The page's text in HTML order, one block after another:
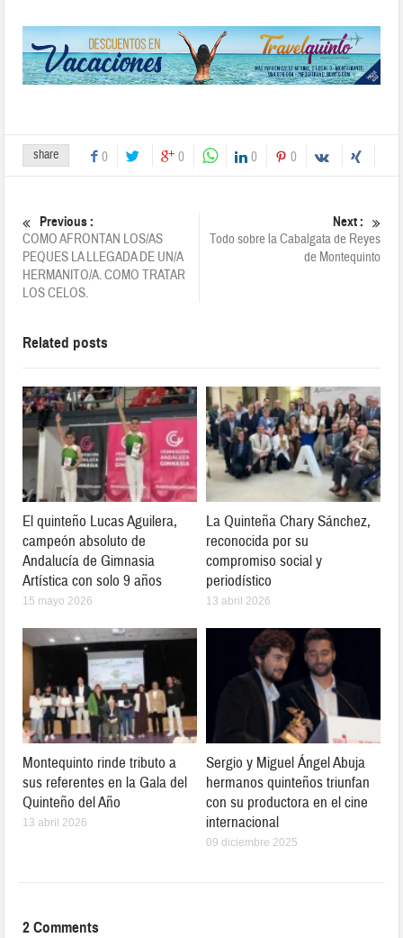
share 0 0 0 0
Previous :
COMO AFRONTAN LOS/AS
PEQUES LA LLEGADA DE UN/A
HERMANITO/A. COMO TRATAR
LOS CELOS.
Next :
Todo sobre la Cabalgata de Reyes
de Montequinto
Related posts
El quinteño Lucas Aguilera,
campeón absoluto de
Andalucía de Gimnasia
Artística con solo 9 años
15 mayo 2026
La Quinteña Chary Sánchez,
reconocida por su
compromiso social y
periodístico
13 abril 2026
Montequinto rinde tributo a
sus referentes en la Gala del
Quinteño del Año
13 abril 2026
Sergio y Miguel Ángel Abuja
hermanos quinteños triunfan
con su productora en el cine
internacional
09 diciembre 2025
2 Comments